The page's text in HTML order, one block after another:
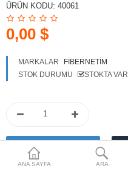
$
Para Birimi
ANA SAYFA ARA
ÜRÜN KODU: 40061
0,00 $
MARKALAR
FIBERNETIM
STOK DURUMU
STOKTA VAR